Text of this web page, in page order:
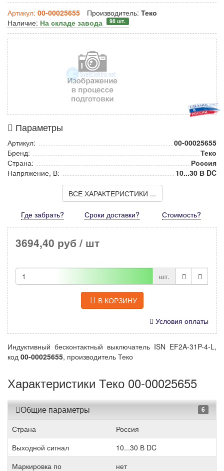
Артикул: 00-00025655 Производитель: Теко
Наличие: На складе завода 98 шт.
Параметры
Артикул:
00-00025655
Бренд:
Теко
Страна:
Россия
Напряжение, В:
10...30 В DC
ВСЕ ХАРАКТЕРИСТИКИ ...
Где забрать? Сроки доставки? Стоимость?
3694,40 руб / шт
шт.
В КОРЗИНУ
Условия оплаты
Индуктивный бесконтактный выключатель ISN EF2A-31P-4-L,
код 00-00025655, производитель Теко
Характеристики Теко 00-00025655
Общие параметры 6
Страна
Россия
Выходной сигнал
10...30 В DC
Маркировка по
нет